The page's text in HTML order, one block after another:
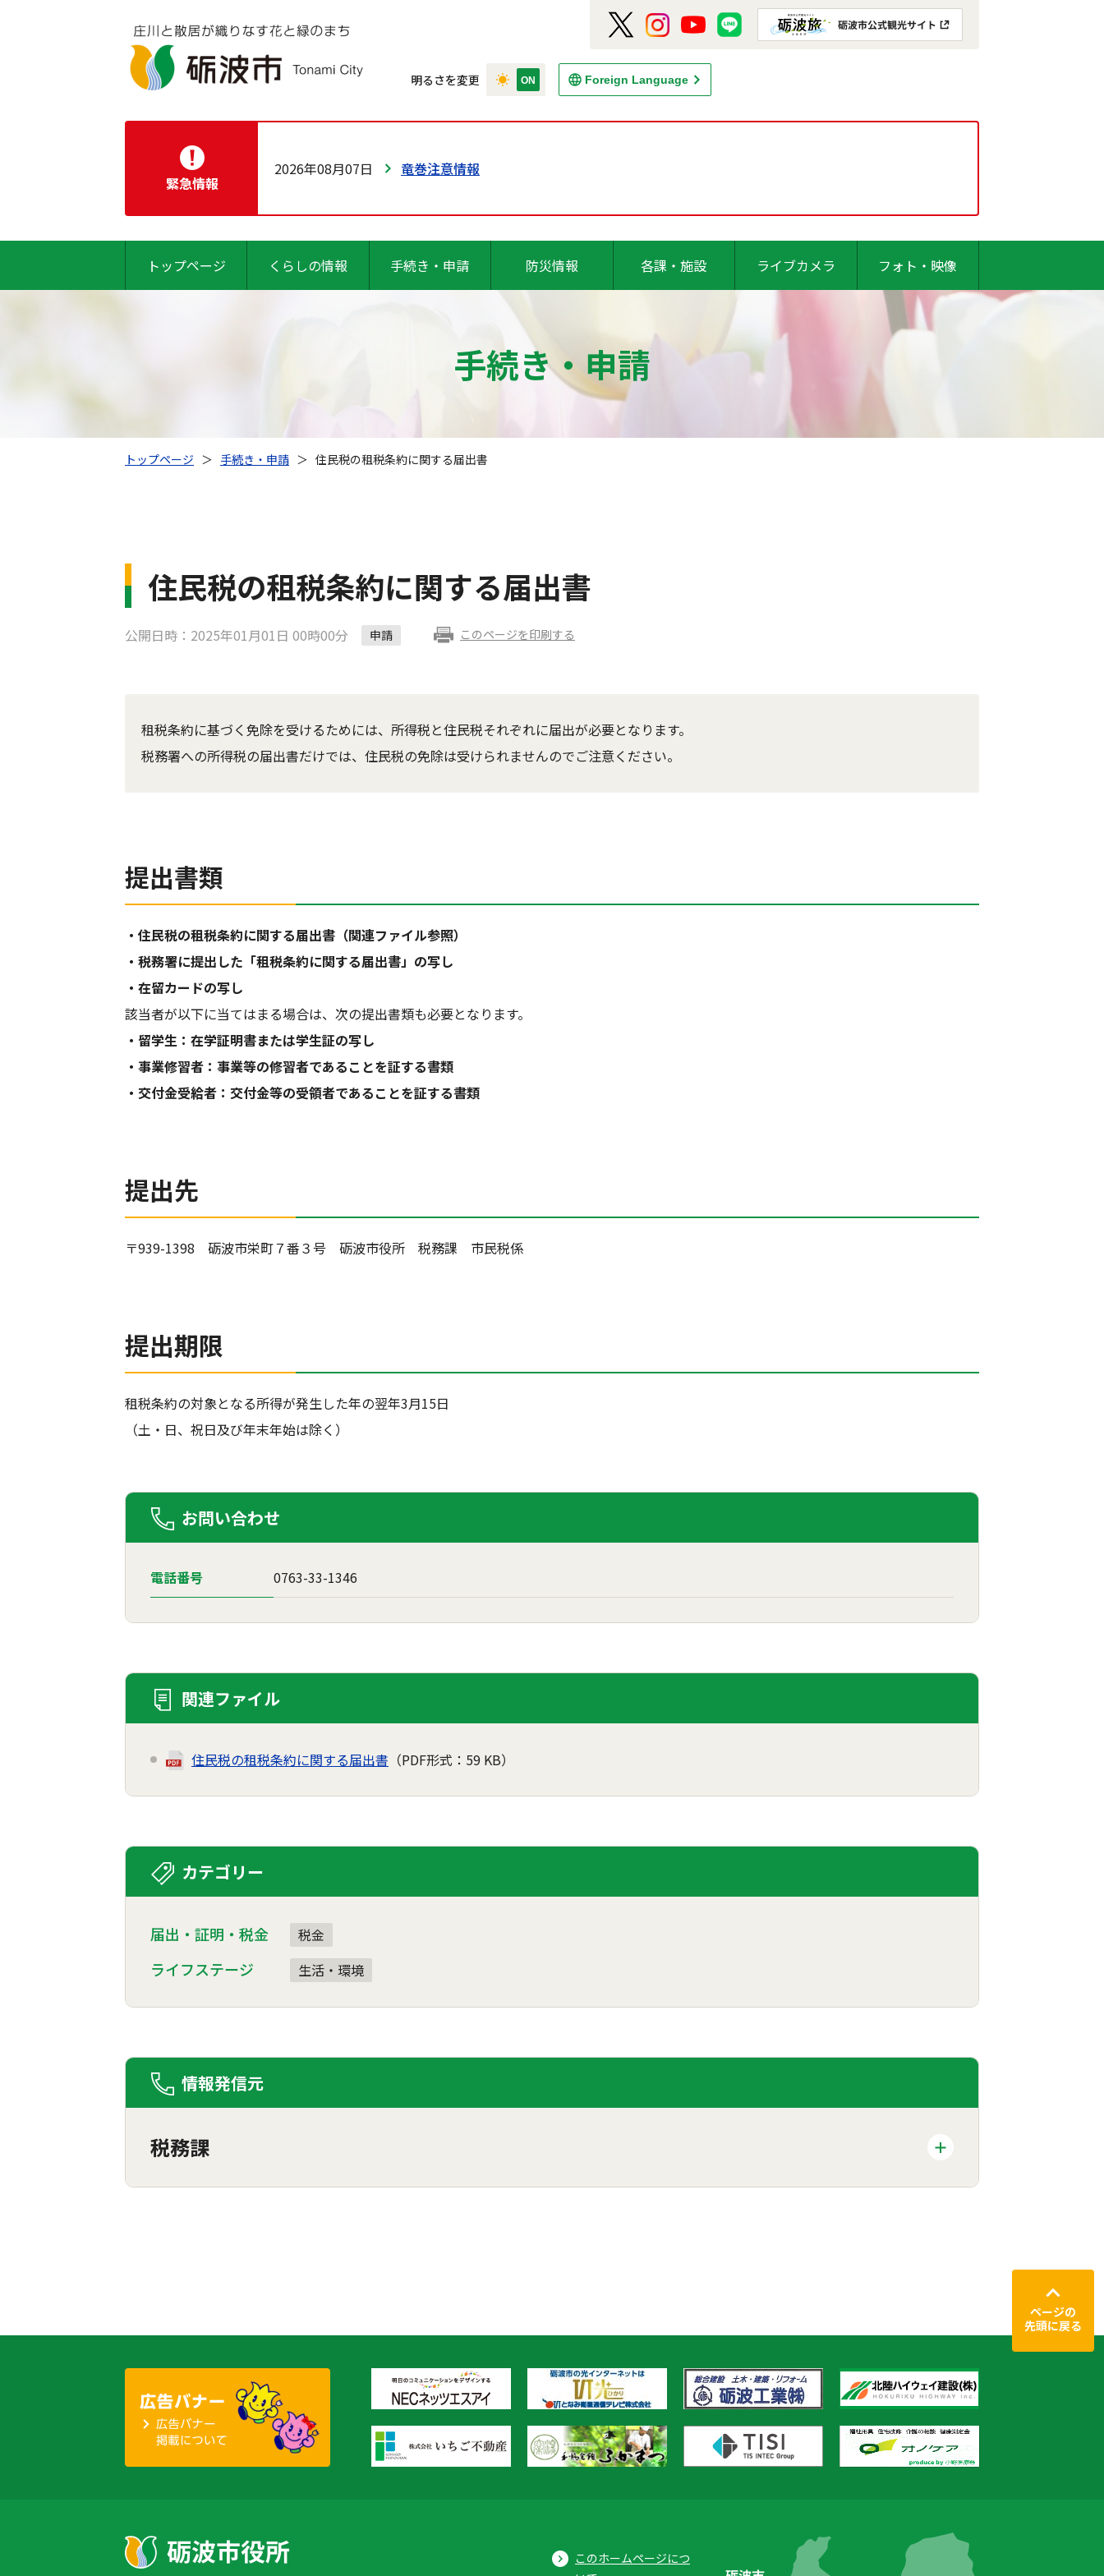
明るさを変更 Foreign Language
緊急情報
2026年08月07日 竜巻注意情報
トップページ くらしの情報 手続き・申請 防災情報 各課・施設 ライブカメラ フォト・映像
手続き・申請
トップページ ＞ 手続き・申請 ＞ 住民税の租税条約に関する届出書
住民税の租税条約に関する届出書
公開日時：2025年01月01日 00時00分 申請 このページを印刷する
租税条約に基づく免除を受けるためには、所得税と住民税それぞれに届出が必要となります。
税務署への所得税の届出書だけでは、住民税の免除は受けられませんのでご注意ください。
提出書類
・住民税の租税条約に関する届出書（関連ファイル参照）
・税務署に提出した「租税条約に関する届出書」の写し
・在留カードの写し
該当者が以下に当てはまる場合は、次の提出書類も必要となります。
・留学生：在学証明書または学生証の写し
・事業修習者：事業等の修習者であることを証する書類
・交付金受給者：交付金等の受領者であることを証する書類
提出先
〒939-1398 砺波市栄町７番３号 砺波市役所 税務課 市民税係
提出期限
租税条約の対象となる所得が発生した年の翌年3月15日
（土・日、祝日及び年末年始は除く）
お問い合わせ
電話番号 0763-33-1346
関連ファイル
住民税の租税条約に関する届出書 （PDF形式：59 KB）
カテゴリー
届出・証明・税金 税金
ライフステージ 生活・環境
情報発信元
税務課
ページの
先頭に戻る
このホームページにつ